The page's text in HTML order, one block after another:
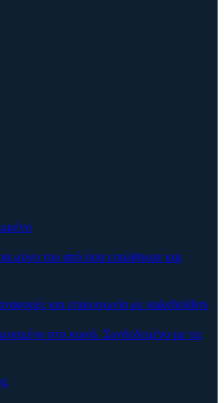
μόνο του από όσα ειπώθηκαν και
και επικοινωνία με stakeholders
στο κοινό. Συνδεδεμένο με τις